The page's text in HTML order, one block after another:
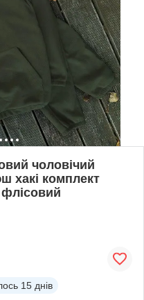
чоловічий
хакі комплект
15 днів